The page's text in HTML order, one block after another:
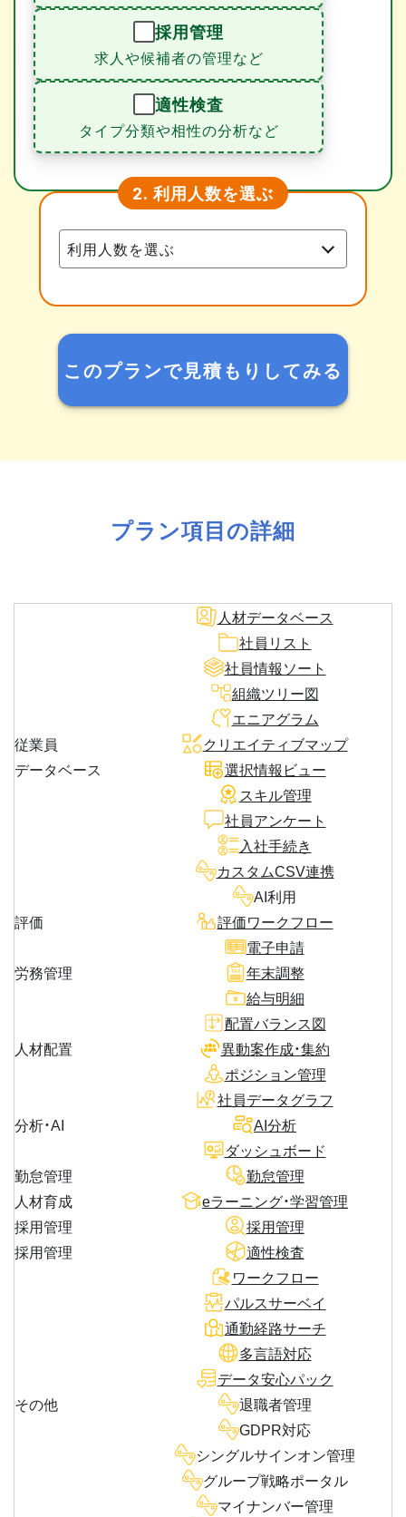
採用管理
求人や候補者の管理など
適性検査
タイプ分類や相性の分析など
2. 利用人数を選ぶ
このプランで見積もりしてみる
プラン項目の詳細
従業員
データベース
人材データベース
社員リスト
社員情報ソート
組織ツリー図
エニアグラム
クリエイティブマップ
選択情報ビュー
スキル管理
社員アンケート
入社手続き
カスタムCSV連携
AI利用
評価
評価ワークフロー
労務管理
電子申請
年末調整
給与明細
人材配置
配置バランス図
異動案作成・集約
ポジション管理
分析・AI
社員データグラフ
AI分析
ダッシュボード
勤怠管理
勤怠管理
人材育成
eラーニング・学習管理
採用管理
採用管理
採用管理
適性検査
その他
ワークフロー
パルスサーベイ
通勤経路サーチ
多言語対応
データ安心パック
退職者管理
GDPR対応
シングルサインオン管理
グループ戦略ポータル
マイナンバー管理